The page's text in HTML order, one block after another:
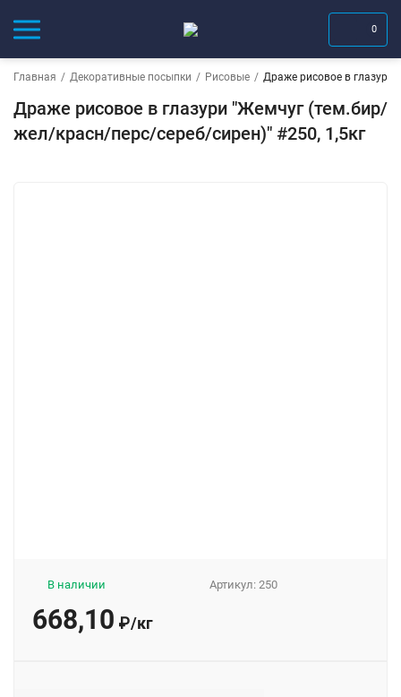
0
Главная / Декоративные посыпки / Рисовые / Драже рисовое в глазури
Драже рисовое в глазури "Жемчуг (тем.бир/
жел/красн/перс/сереб/сирен)" #250, 1,5кг
Артикул: 250
В наличии
668,10 ₽/кг